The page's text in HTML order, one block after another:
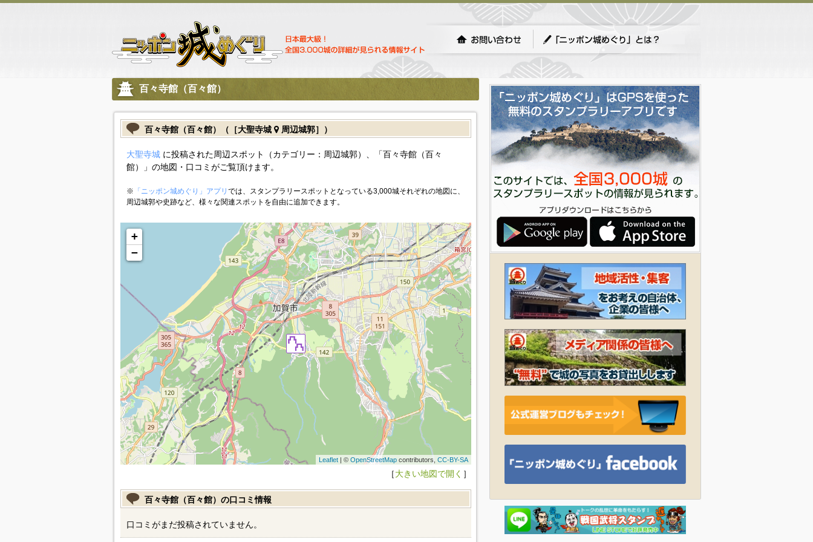
百々寺館（百々館）
百々寺館（百々館）（［大聖寺城 周辺城郭］）
大聖寺城に投稿された周辺スポット（カテゴリー：周辺城郭）、「百々寺館（百々
館）」の地図・口コミがご覧頂けます。
※ 「ニッポン城めぐり」アプリ では、スタンプラリースポットとなっている3,000城それぞれの地図に、
周辺城郭や史跡など、様々な関連スポットを自由に追加できます。
+
−
Leaflet| © OpenStreetMapcontributors, CC-BY-SA
［大きい地図で開く ］
百々寺館（百々館）の口コミ情報
口コミがまだ投稿されていません。